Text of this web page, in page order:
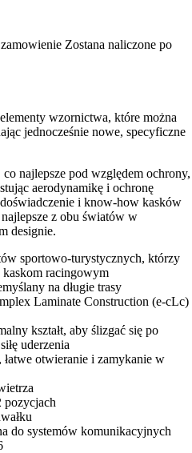
Zostana naliczone po
wzornictwa, które można
jednocześnie nowe, specyficzne
najlepsze pod względem ochrony,
aerodynamikę i ochronę
i know-how kasków
z obu światów w
designie.
sportowo-turystycznych, którzy
racingowym
na długie trasy
Laminate Construction (e-cLc)
kształt, aby ślizgać się po
uderzenia
otwieranie i zamykanie w
pozycjach
do systemów komunikacyjnych